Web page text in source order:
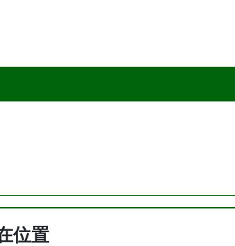
位置